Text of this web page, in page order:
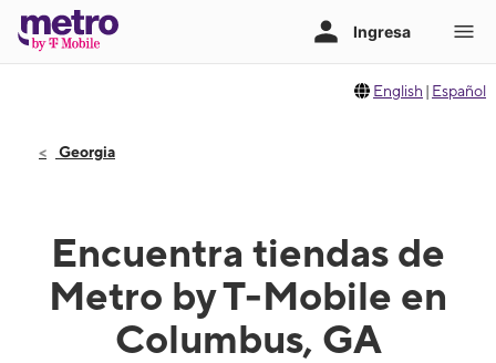
English | Español
Georgia
Encuentra tiendas de
Metro by T-Mobile en
Columbus, GA